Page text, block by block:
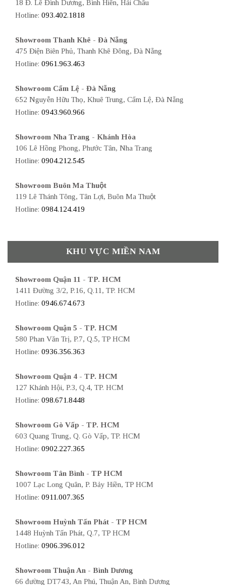
18 Đ. Lê Đình Dương, Bình Hiên, Hải Châu
Hotline: 093.402.1818
Showroom Thanh Khê - Đà Nẵng
475 Điện Biên Phủ, Thanh Khê Đông, Đà Nẵng
Hotline: 0961.963.463
Showroom Cẩm Lệ - Đà Nẵng
652 Nguyễn Hữu Thọ, Khuê Trung, Cẩm Lệ, Đà Nẵng
Hotline: 0943.960.966
Showroom Nha Trang - Khánh Hòa
106 Lê Hồng Phong, Phước Tân, Nha Trang
Hotline: 0904.212.545
Showroom Buôn Ma Thuột
119 Lê Thánh Tông, Tân Lợi, Buôn Ma Thuột
Hotline: 0984.124.419
KHU VỰC MIỀN NAM
Showroom Quận 11 - TP. HCM
1411 Đường 3/2, P.16, Q.11, TP. HCM
Hotline: 0946.674.673
Showroom Quận 5 - TP. HCM
580 Phan Văn Trị, P.7, Q.5, TP HCM
Hotline: 0936.356.363
Showroom Quận 4 - TP. HCM
127 Khánh Hội, P.3, Q.4, TP. HCM
Hotline: 098.671.8448
Showroom Gò Vấp - TP. HCM
603 Quang Trung, Q. Gò Vấp, TP. HCM
Hotline: 0902.227.365
Showroom Tân Bình - TP HCM
1007 Lạc Long Quân, P. Bảy Hiền, TP HCM
Hotline: 0911.007.365
Showroom Huỳnh Tấn Phát - TP HCM
1448 Huỳnh Tấn Phát, Q.7, TP HCM
Hotline: 0906.396.012
Showroom Thuận An - Bình Dương
66 đường DT743, An Phú, Thuận An, Bình Dương